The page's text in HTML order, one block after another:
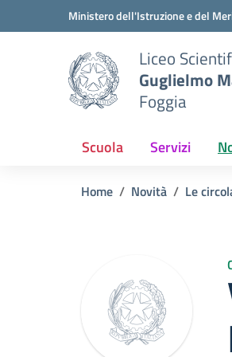
Vai ai contenuti
Vai al menu di navigazioneMinistero dell'Istruzione e del
Liceo
Guglielmo
Foggia
Scuola Servizi
Home Novità Le